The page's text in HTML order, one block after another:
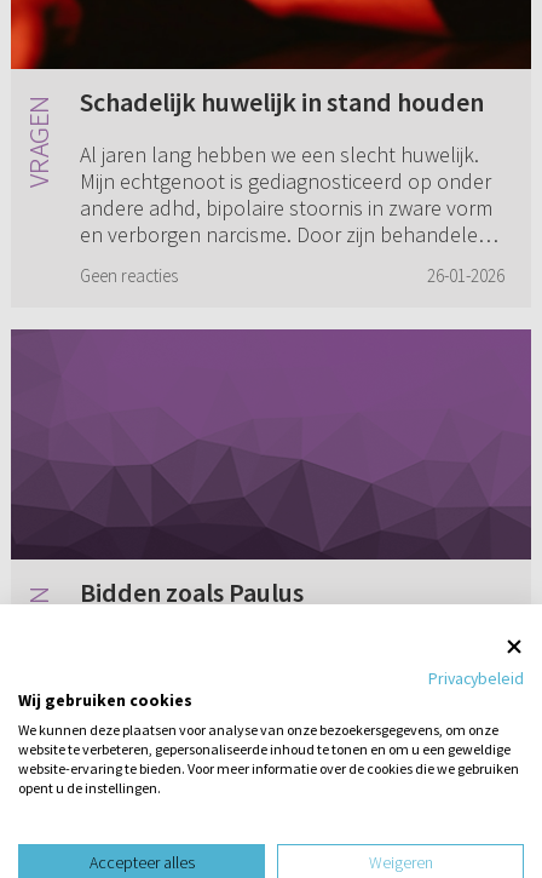
Schadelijk huwelijk in stand houden
Al jaren lang hebben we een slecht huwelijk.
Mijn echtgenoot is gediagnosticeerd op onder
andere adhd, bipolaire stoornis in zware vorm
en verborgen narcisme. Door zijn behandelend
Geen reacties 26-01-2026
Bidden zoals Paulus
Paulus, vurig, lang en ernstig. Vaak heb ik maar
een zin of een zucht, of woord. Dan is er altijd
de aanvechting dat ik niet echt bid zoals hem,
hoe moet ik h...
Geen reacties 26-01-2009
design website dooreen vraag
Privacybeleid
Wij gebruiken cookies
We kunnen deze plaatsen voor analyse van onze bezoekersgegevens, om onze
website te verbeteren, gepersonaliseerde inhoud te tonen en om u een geweldige
website-ervaring te bieden. Voor meer informatie over de cookies die we gebruiken
opent u de instellingen.
Accepteer alles Weigeren